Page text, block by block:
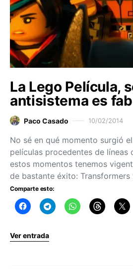
La Lego Película,
antisistema es
Paco Casado 10/02/2014
No sé en qué momento surgió
películas procedentes de líneas
estos momentos tenemos
de bastante éxito: Transformers
Comparte esto:
Ver entrada